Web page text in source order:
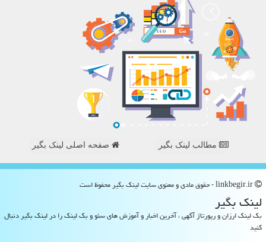
مطالب لینک بگیر صفحه اصلی لینک بگیر
لینك بگیر
بک لینک ارزان و رپورتاژ آگهی ، آخرین اخبار و آموزش های سئو و بک لینک را در لینک بگیر دنبال
کنید